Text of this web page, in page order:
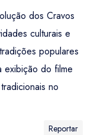
dos Cravos
culturais e
populares
exibição do filme
no
Reportar